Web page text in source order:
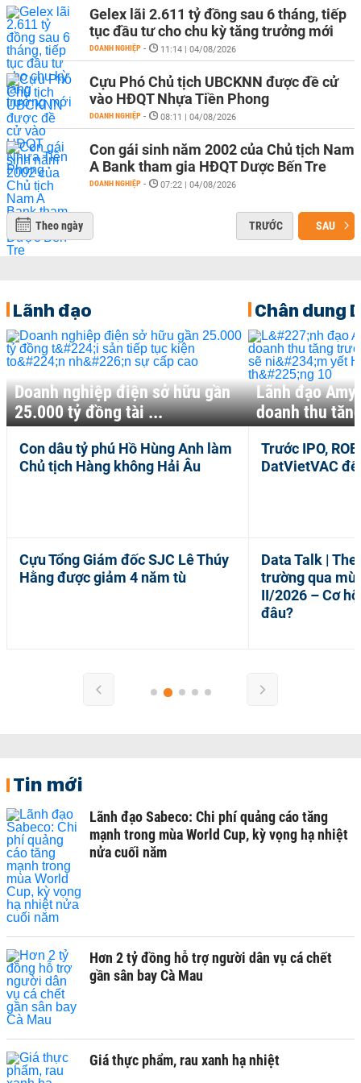
Gelex lãi 2.611 tỷ đồng sau 6 tháng, tiếp
tục đầu tư cho chu kỳ tăng trưởng mới
DOANH NGHIỆP - 11:14 | 04/08/2026
Cựu Phó Chủ tịch UBCKNN được đề cử
vào HĐQT Nhựa Tiền Phong
DOANH NGHIỆP - 08:11 | 04/08/2026
Con gái sinh năm 2002 của Chủ tịch Nam
A Bank tham gia HĐQT Dược Bến Tre
DOANH NGHIỆP - 07:22 | 04/08/2026
Theo ngày TRƯỚC SAU
Lãnh đạo
Doanh nghiệp điện sở hữu gần
25.000 tỷ đồng tài ...
Con dâu tỷ phú Hồ Hùng Anh làm
Chủ tịch Hàng không Hải Âu
Cựu Tổng Giám đốc SJC Lê Thúy
Hằng được giảm 4 năm tù
NGHIỆP
5 giờ trước
Chân dung
Lãnh đạo
doanh thu
Trước IPO,
DatVietVAC
Data Talk |
trường qua
II/2026 – Cơ
đâu?
Tin mới
Lãnh đạo Sabeco: Chi phí quảng cáo tăng
mạnh trong mùa World Cup, kỳ vọng hạ nhiệt
nửa cuối năm
Hơn 2 tỷ đồng hỗ trợ người dân vụ cá chết
gần sân bay Cà Mau
Giá thực phẩm, rau xanh hạ nhiệt